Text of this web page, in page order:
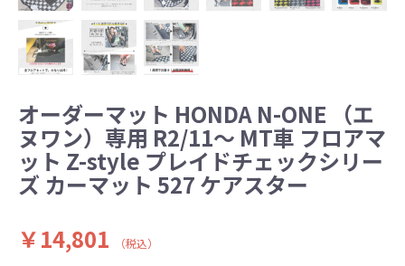
オーダーマット HONDA N-ONE （エ
ヌワン）専用 R2/11～ MT車 フロアマ
ット Z-style プレイドチェックシリー
ズ カーマット 527 ケアスター
￥14,801
（税込）